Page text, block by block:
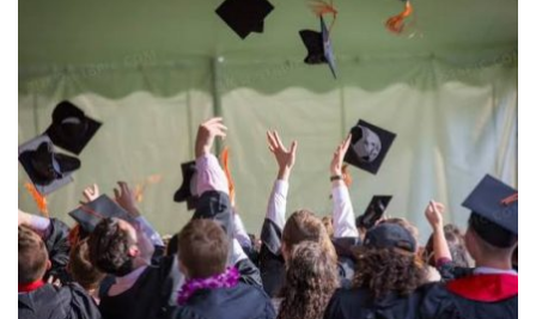
造
公
室
新
風
格